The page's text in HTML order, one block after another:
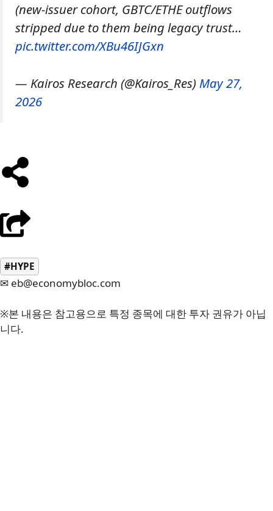
(new-issuer cohort, GBTC/ETHE outflows
stripped due to them being legacy trust…
pic.twitter.com/XBu46IJGxn
— Kairos Research (@Kairos_Res) May 27,
2026
#HYPE
✉ eb@economybloc.com
※본 내용은 참고용으로 특정 종목에 대한 투자 권유가 아닙
니다.